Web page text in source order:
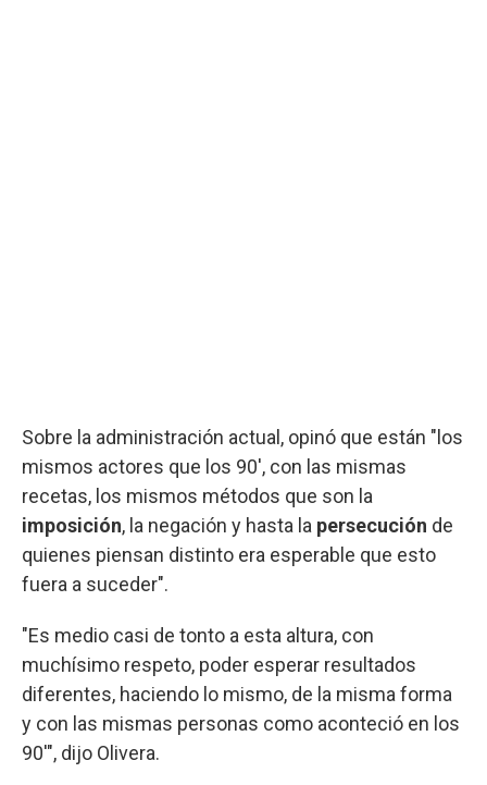
Sobre la administración actual, opinó que están "los
mismos actores que los 90', con las mismas
recetas, los mismos métodos que son la
imposición, la negación y hasta la persecución de
quienes piensan distinto era esperable que esto
fuera a suceder".
"Es medio casi de tonto a esta altura, con
muchísimo respeto, poder esperar resultados
diferentes, haciendo lo mismo, de la misma forma
y con las mismas personas como aconteció en los
90'", dijo Olivera.